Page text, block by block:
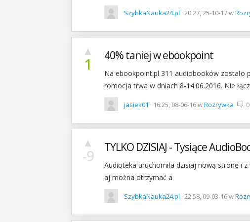
SzybkaNauka24.pl · 20:27, 25-10-17 w
1
▲ 40% taniej w ebookpoint
Na ebookpoint.pl 311 audiobooków zostało
romocja trwa w dniach 8-14.06.2016. Nie
jasiek01 · 16:25, 08-06-16 wRozrywka 0
-9
▲ TYLKO DZISIAJ - Tysiące
Audioteka uruchomiła dzisiaj nową stronę i
aj można otrzymać a
SzybkaNauka24.pl · 22:58, 09-03-16 w